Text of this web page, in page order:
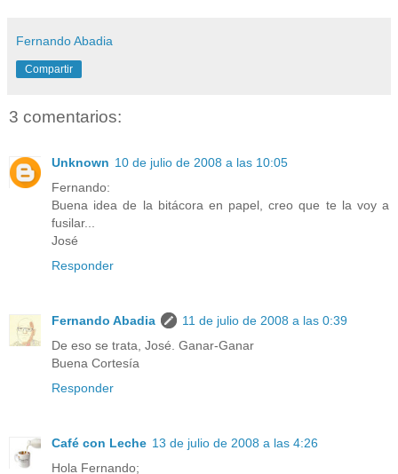
Fernando Abadia
Compartir
3 comentarios:
Unknown 10 de julio de 2008 a las 10:05
Fernando:
Buena idea de la bitácora en papel, creo que te la voy a
fusilar...
José
Responder
Fernando Abadia
11 de julio de 2008 a las 0:39
De eso se trata, José. Ganar-Ganar
Buena Cortesía
Responder
Café con Leche 13 de julio de 2008 a las 4:26
Hola Fernando;